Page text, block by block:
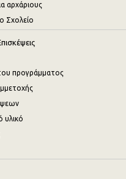
αρχάριους
Σχολείο
προγράμματος